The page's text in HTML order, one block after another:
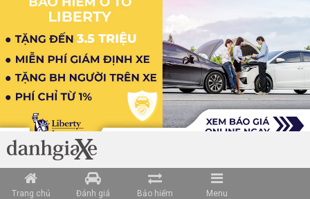
Trang chủ Đánh giá Bảo hiểm Menu
Loading data ...